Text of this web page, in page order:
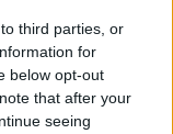
third parties, or
for
below opt-out
that after your
seeing